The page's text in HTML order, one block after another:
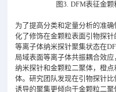
图3. DFM表征金
为了提高分类和定量分析的准
化了修饰在金颗粒表面引物探
等离子体纳米探针聚集状态在
局域表面等离子体共振耦合效
纳米探针和金颗粒二聚体，橙
体。研究团队发现在引物探针
诱导的聚集更倾向于金颗粒二